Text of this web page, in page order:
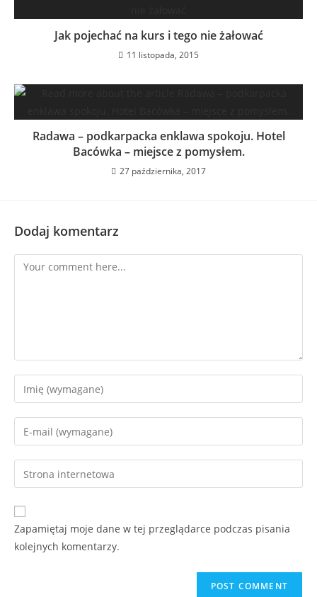
Jak pojechać na kurs i tego nie żałować
11 listopada, 2015
Radawa – podkarpacka enklawa spokoju. Hotel
Bacówka – miejsce z pomysłem.
27 października, 2017
Dodaj komentarz
Zapamiętaj moje dane w tej przeglądarce podczas pisania
kolejnych komentarzy.